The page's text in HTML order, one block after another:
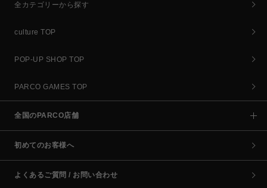
全カテゴリーから探す
culture TOP
POP-UP SHOP TOP
PARCO GAMES TOP
全国のPARCO店舗
初めてのお客様へ
よくあるご質問 / お問い合わせ